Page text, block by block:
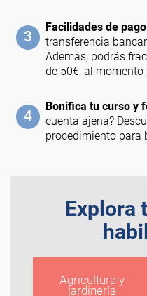
3
Facilidades de
transferencia
Además, podrás
de 50€, al momento
4
Bonifica tu curso y
cuenta ajena?
procedimiento para
Explora
Agricultura y
jardinería